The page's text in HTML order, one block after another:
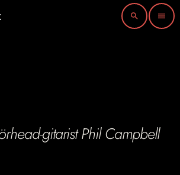
search menu
gitarist Phil Campbell